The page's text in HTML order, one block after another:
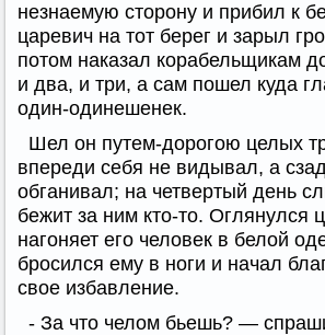
незнаемую сторону и прибил к
царевич на тот берег и зарыл
потом наказал корабельщикам
и два, и три, а сам пошел куда
один-одинешенек.
Шел он путем-дорогою целых
впереди себя не видывал, а
обганивал; на четвертый день
бежит за ним кто-то. Оглянулся
нагоняет его человек в белой
бросился ему в ноги и начал
свое избавление.
- За что челом бьешь? —